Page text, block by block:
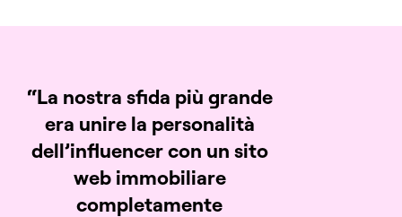
“La nostra sfida più grande
era unire la personalità
dell’influencer con un sito
web immobiliare
completamente